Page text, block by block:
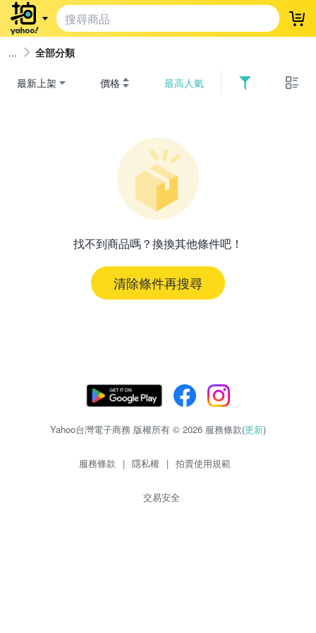
登
全部分類
最新上架 價格 最高人氣
找不到商品嗎？換換其他條件吧！
清除條件再搜尋
Yahoo台灣電子商務 版權所有 © 2026 服務條款(更新)
服務條款 | 隱私權 | 拍賣使用規範
交易安全